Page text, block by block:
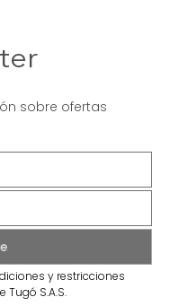
sobre ofertas
y restricciones
S.A.S.